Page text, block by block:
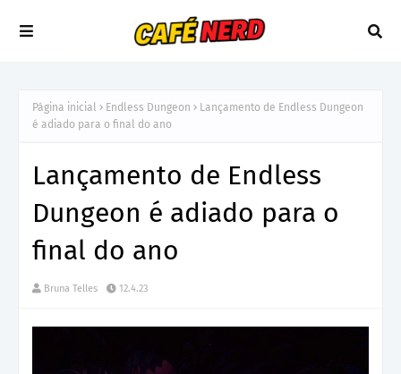
Página inicial Endless Dungeon
Lançamento de Endless Dungeon
é adiado para o final do ano
Lançamento de Endless
Dungeon é adiado para o
final do ano
Bruna Telles 12.4.23